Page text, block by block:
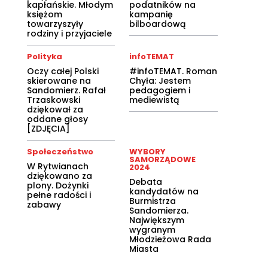
kapłańskie. Młodym
księżom
towarzyszyły
rodziny i przyjaciele
podatników na
kampanię
bilboardową
Polityka
Oczy całej Polski
skierowane na
Sandomierz. Rafał
Trzaskowski
dziękował za
oddane głosy
[ZDJĘCIA]
infoTEMAT
#infoTEMAT. Roman
Chyła: Jestem
pedagogiem i
mediewistą
Społeczeństwo
W Rytwianach
dziękowano za
plony. Dożynki
pełne radości i
zabawy
WYBORY
SAMORZĄDOWE
2024
Debata
kandydatów na
Burmistrza
Sandomierza.
Największym
wygranym
Młodzieżowa Rada
Miasta